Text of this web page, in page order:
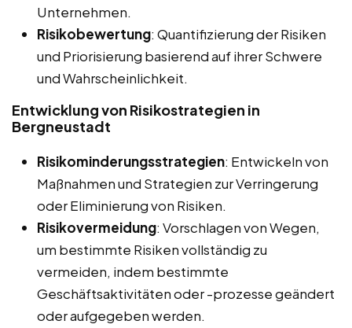
Unternehmen.
Risikobewertung: Quantifizierung der Risiken
und Priorisierung basierend auf ihrer Schwere
und Wahrscheinlichkeit.
Entwicklung von Risikostrategien in
Bergneustadt
Risikominderungsstrategien: Entwickeln von
Maßnahmen und Strategien zur Verringerung
oder Eliminierung von Risiken.
Risikovermeidung: Vorschlagen von Wegen,
um bestimmte Risiken vollständig zu
vermeiden, indem bestimmte
Geschäftsaktivitäten oder -prozesse geändert
oder aufgegeben werden.